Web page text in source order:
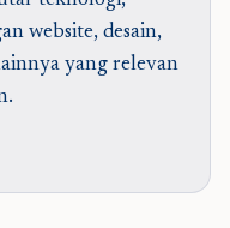
website, desain,
yang relevan